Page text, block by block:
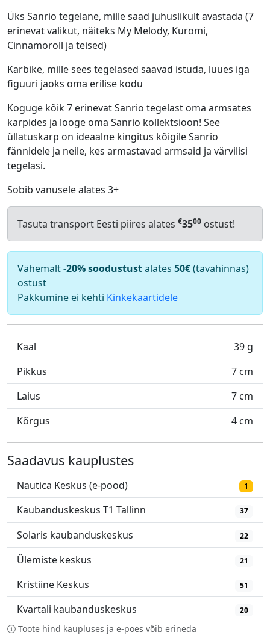
Üks Sanrio tegelane, mille saad juhuslikult avastada (7
erinevat valikut, näiteks My Melody, Kuromi,
Cinnamoroll ja teised)
Karbike, mille sees tegelased saavad istuda, luues iga
figuuri jaoks oma erilise kodu
Koguge kõik 7 erinevat Sanrio tegelast oma armsates
karpides ja looge oma Sanrio kollektsioon! See
üllatuskarp on ideaalne kingitus kõigile Sanrio
fännidele ja neile, kes armastavad armsaid ja värvilisi
tegelasi.
Sobib vanusele alates 3+
Tasuta transport Eesti piires alates €3500 ostust!
Vähemalt-20% soodustustalates 50€(tavahinnas)
ostust
Pakkumine ei kehti Kinkekaartidele
Kaal
39 g
Pikkus
7 cm
Laius
7 cm
Kõrgus
4 cm
Saadavus kauplustes
Nautica Keskus (e-pood) 1
Kaubanduskeskus T1 Tallinn 37
Solaris kaubanduskeskus 22
Ülemiste keskus 21
Kristiine Keskus 51
Kvartali kaubanduskeskus 20
Toote hind kaupluses ja e-poes võib erineda